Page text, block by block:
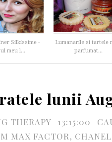
Silkissime -
meu l...
Lumanarile si tartele
parfumat...
lunii
THERAPY 13:15:00
MAX FACTOR,